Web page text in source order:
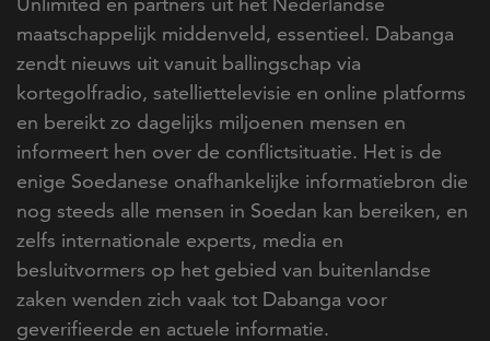
maatschappelijk middenveld, essentieel. Dabanga
zendt nieuws uit vanuit ballingschap via
kortegolfradio, satelliettelevisie en online platforms
en bereikt zo dagelijks miljoenen mensen en
informeert hen over de conflictsituatie. Het is de
enige Soedanese onafhankelijke informatiebron die
nog steeds alle mensen in Soedan kan bereiken, en
zelfs internationale experts, media en
besluitvormers op het gebied van buitenlandse
zaken wenden zich vaak tot Dabanga voor
geverifieerde en actuele informatie.